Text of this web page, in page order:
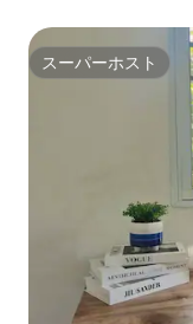
スーパーホスト
スーパーホスト